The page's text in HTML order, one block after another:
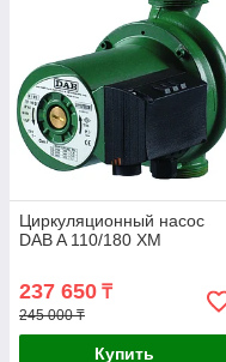
Циркуляционный насос
DAB A 110/180 XM
237 650 ₸
245 000 ₸
Купить